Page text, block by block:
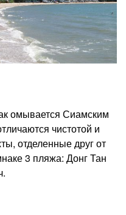
омывается Сиамским
чистотой и
отделенные друг от
3 пляжа: Донг Тан